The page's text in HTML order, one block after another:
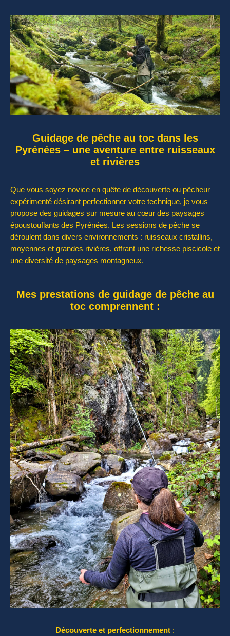
Guidage de pêche au toc dans les
Pyrénées – une aventure entre ruisseaux
et rivières
Que vous soyez novice en quête de découverte ou pêcheur
expérimenté désirant perfectionner votre technique, je vous
propose des guidages sur mesure au cœur des paysages
époustouflants des Pyrénées. Les sessions de pêche se
déroulent dans divers environnements : ruisseaux cristallins,
moyennes et grandes rivières, offrant une richesse piscicole et
une diversité de paysages montagneux.
Mes prestations de guidage de pêche au
toc comprennent :
Découverte et perfectionnement :